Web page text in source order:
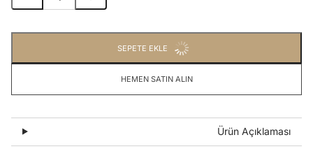
SEPETE EKLE
HEMEN SATIN ALIN
Ürün Açıklaması